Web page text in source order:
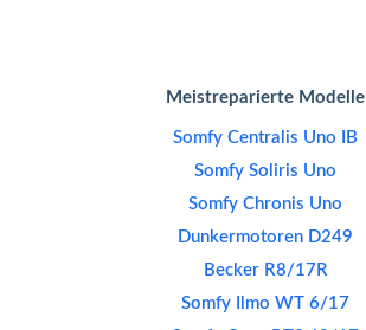
Meistreparierte Modelle
Somfy Centralis Uno IB
Somfy Soliris Uno
Somfy Chronis Uno
Dunkermotoren D249
Becker R8/17R
Somfy Ilmo WT 6/17